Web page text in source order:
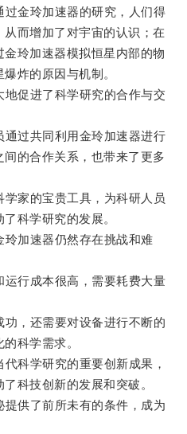
金玲加速器的研究，人们得
而增加了对宇宙的认识；在
玲加速器模拟恒星内部的物
炸的原因与机制。
促进了科学研究的合作与交
过共同利用金玲加速器进行
的合作关系，也带来了更多
家的宝贵工具，为科研人员
科学研究的发展。
加速器仍然存在挑战和难
行成本很高，需要耗费大量
，还需要对设备进行不断的
科学需求。
科学研究的重要创新成果，
科技创新的发展和突破。
供了前所未有的条件，成为